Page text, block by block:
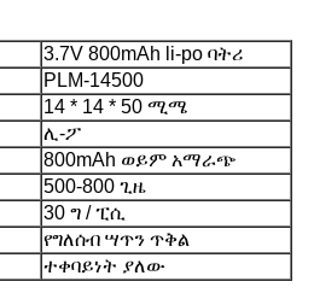
3.7V 800mAh li-po ባትሪ
PLM-14500
14 * 14 * 50 ሚሜ
ሊ-ፖ
800mAh ወይም አማራጭ
500-800 ጊዜ
30 ግ / ፒሲ
የግለሰብ ሣጥን ጥቅል
ተቀባይነት ያለው